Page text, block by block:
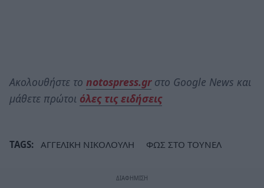
Ακολουθήστε το notospress.grστο Google News και
μάθετε πρώτοι όλες τις ειδήσεις
TAGS: ΑΓΓΕΛΙΚΗ ΝΙΚΟΛΟΥΛΗ ΦΩΣ ΣΤΟ ΤΟΥΝΕΛ